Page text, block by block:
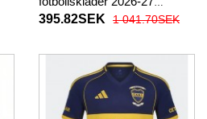
Kortärmad
395.82SEK 1 041.70SEK